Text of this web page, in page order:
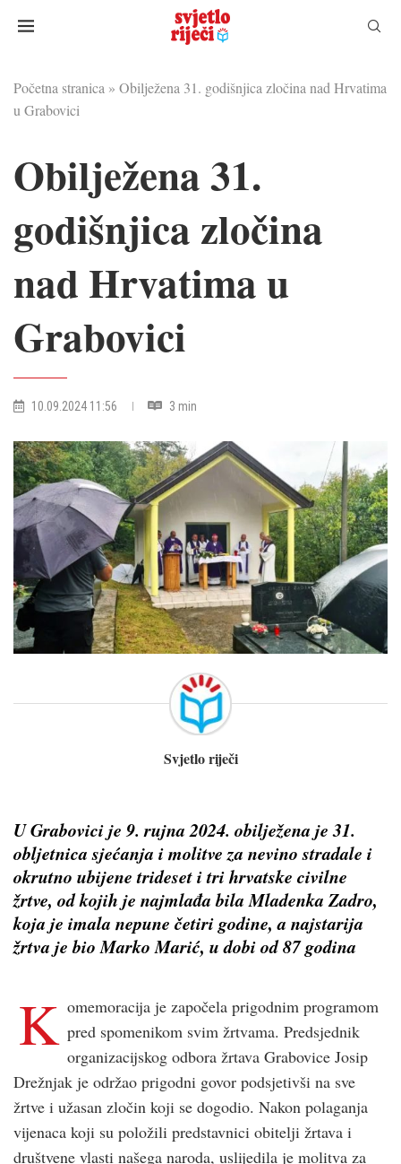
Početna stranica » Obilježena 31. godišnjica zločina nad Hrvatima
u Grabovici
Obilježena 31.
godišnjica zločina
nad Hrvatima u
Grabovici
10.09.2024 11:56 3 min
Svjetlo riječi
U Grabovici je 9. rujna 2024. obilježena je 31.
obljetnica sjećanja i molitve za nevino stradale i
okrutno ubijene trideset i tri hrvatske civilne
žrtve, od kojih je najmlađa bila Mladenka Zadro,
koja je imala nepune četiri godine, a najstarija
žrtva je bio Marko Marić, u dobi od 87 godina
K omemoracija je započela prigodnim programom
pred spomenikom svim žrtvama. Predsjednik
organizacijskog odbora žrtava Grabovice Josip
Drežnjak je održao prigodni govor podsjetivši na sve
žrtve i užasan zločin koji se dogodio. Nakon polaganja
vijenaca koji su položili predstavnici obitelji žrtava i
društvene vlasti našega naroda, uslijedila je molitva za